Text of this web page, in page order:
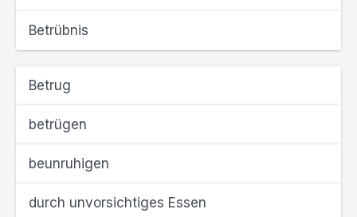
Betrübnis
Betrug
betrügen
beunruhigen
durch unvorsichtiges Essen